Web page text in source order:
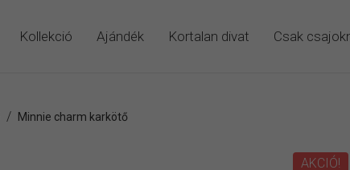
Kollekció Ajándék Kortalan divat Csak
/ Minnie charm karkötő
AKCIÓ!